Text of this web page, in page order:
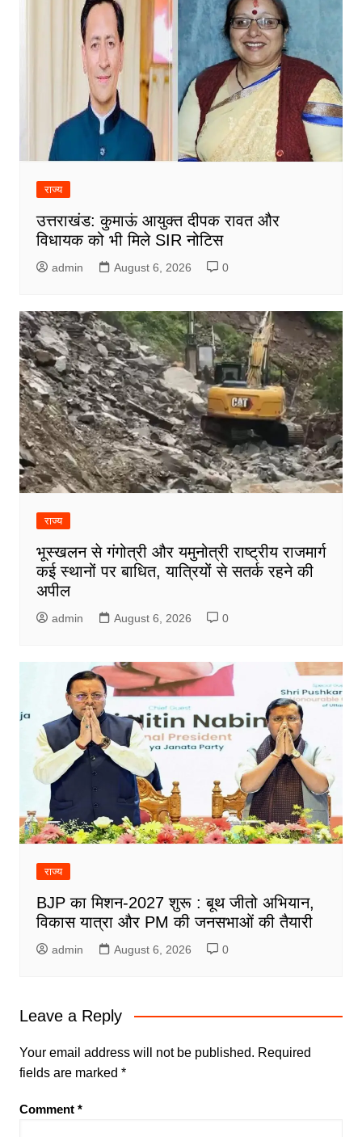
राज्य
उत्तराखंड: कुमाऊं आयुक्त दीपक रावत और
विधायक को भी मिले SIR नोटिस
admin August 6, 2026 0
राज्य
भूस्खलन से गंगोत्री और यमुनोत्री राष्ट्रीय राजमार्ग
कई स्थानों पर बाधित, यात्रियों से सतर्क रहने की
अपील
admin August 6, 2026 0
राज्य
BJP का मिशन-2027 शुरू : बूथ जीतो अभियान,
विकास यात्रा और PM की जनसभाओं की तैयारी
admin August 6, 2026 0
Leave a Reply
Your email address will not be published. Required
fields are marked *
Comment *